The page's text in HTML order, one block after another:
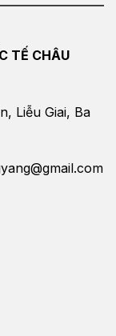
TẾ CHÂU
Liễu Giai, Ba